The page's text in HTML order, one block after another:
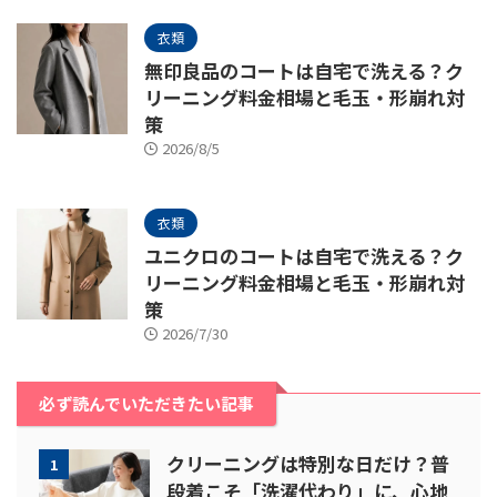
衣類
無印良品のコートは自宅で洗える？ク
リーニング料金相場と毛玉・形崩れ対
策
2026/8/5
衣類
ユニクロのコートは自宅で洗える？ク
リーニング料金相場と毛玉・形崩れ対
策
2026/7/30
必ず読んでいただきたい記事
1
クリーニングは特別な日だけ？普
段着こそ「洗濯代わり」に、心地